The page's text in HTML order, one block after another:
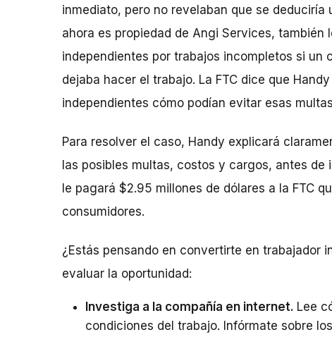
inmediato, pero no revelaban que se
ahora es propiedad de Angi Services, también
independientes por trabajos incompletos si
dejaba hacer el trabajo. La FTC dice que
independientes cómo podían evitar esas
Para resolver el caso, Handy explicará
las posibles multas, costos y cargos, antes
le pagará $2.95 millones de dólares a la FTC
consumidores.
¿Estás pensando en convertirte en trabajador
evaluar la oportunidad:
Investiga a la compañía en internet. Lee
condiciones del trabajo. Infórmate sobre